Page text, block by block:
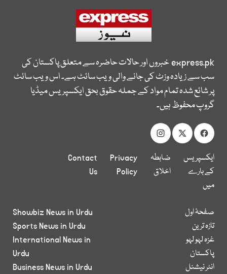
express.pkخبروں اور حالات حاضرہ سے متعلق پاکستان کی
سب سے زیادہ وزٹ کی جانے والی ویب سائٹ ہے۔ اس ویب سائٹ
پر شائع شدہ تمام مواد کے جملہ حقوق بحق ایکسپریس میڈیا
گروپ محفوظ ہیں۔
ایکسپریس
کے بارے
میں
ضابطہ
اخلاق
Privacy
Policy
Contact
Us
صفحۂ اول
تازہ ترین
غزہ لہو لہو
پاکستان
انٹر نیشنل
Showbiz News in Urdu
Sports News in Urdu
International News in
Urdu
Business News in Urdu